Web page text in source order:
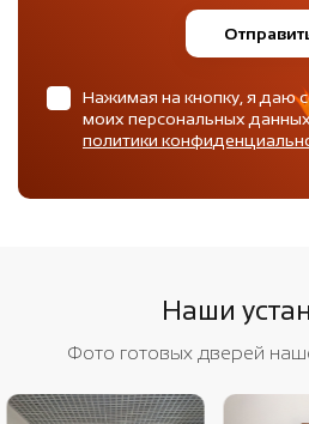
Нажимая на кнопку, я даю
моих персональных
политики
Наши
Фото готовых дверей